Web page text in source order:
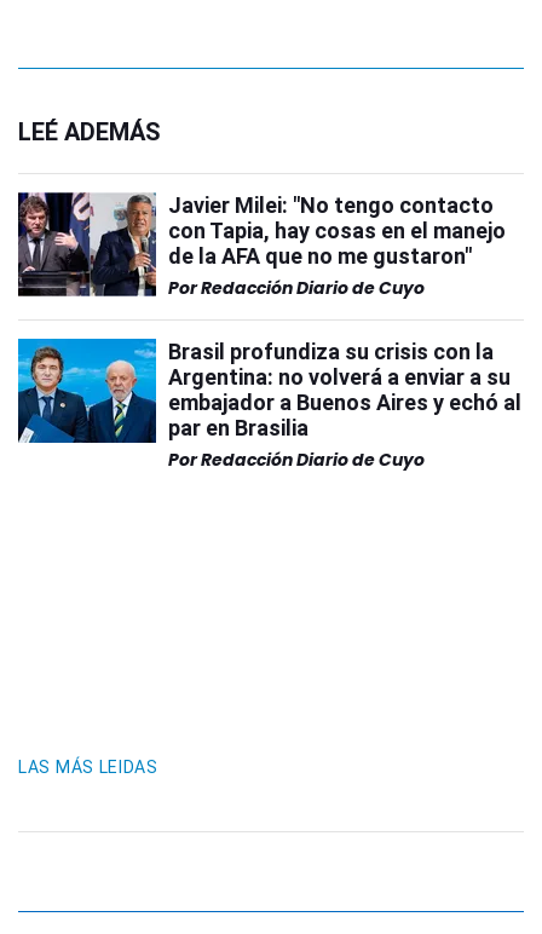
LEÉ ADEMÁS
Javier Milei: "No tengo contacto
con Tapia, hay cosas en el manejo
de la AFA que no me gustaron"
PorRedacción Diario de Cuyo
Brasil profundiza su crisis con la
Argentina: no volverá a enviar a su
embajador a Buenos Aires y echó al
par en Brasilia
PorRedacción Diario de Cuyo
LAS MÁS LEIDAS